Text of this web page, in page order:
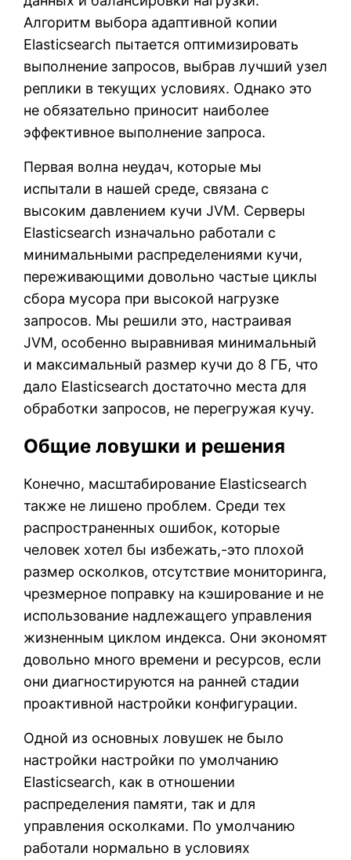
Алгоритм выбора адаптивной копии
Elasticsearch пытается оптимизировать
выполнение запросов, выбрав лучший узел
реплики в текущих условиях. Однако это
не обязательно приносит наиболее
эффективное выполнение запроса.
Первая волна неудач, которые мы
испытали в нашей среде, связана с
высоким давлением кучи JVM. Серверы
Elasticsearch изначально работали с
минимальными распределениями кучи,
переживающими довольно частые циклы
сбора мусора при высокой нагрузке
запросов. Мы решили это, настраивая
JVM, особенно выравнивая минимальный
и максимальный размер кучи до 8 ГБ, что
дало Elasticsearch достаточно места для
обработки запросов, не перегружая кучу.
Общие ловушки и решения
Конечно, масштабирование Elasticsearch
также не лишено проблем. Среди тех
распространенных ошибок, которые
человек хотел бы избежать,-это плохой
размер осколков, отсутствие мониторинга,
чрезмерное поправку на кэширование и не
использование надлежащего управления
жизненным циклом индекса. Они экономят
довольно много времени и ресурсов, если
они диагностируются на ранней стадии
проактивной настройки конфигурации.
Одной из основных ловушек не было
настройки настройки по умолчанию
Elasticsearch, как в отношении
распределения памяти, так и для
управления осколками. По умолчанию
работали нормально в условиях